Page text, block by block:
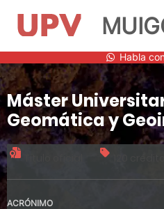
al
contenido
Habla
Máster
Geomática y
ACRÓNIMO